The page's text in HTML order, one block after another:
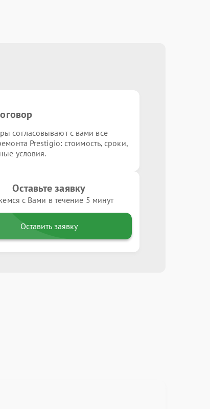
согласовывают с вами все
Prestigio: стоимость, сроки,
условия.
Оставьте заявку
с Вами в течение 5 минут
Оставить заявку